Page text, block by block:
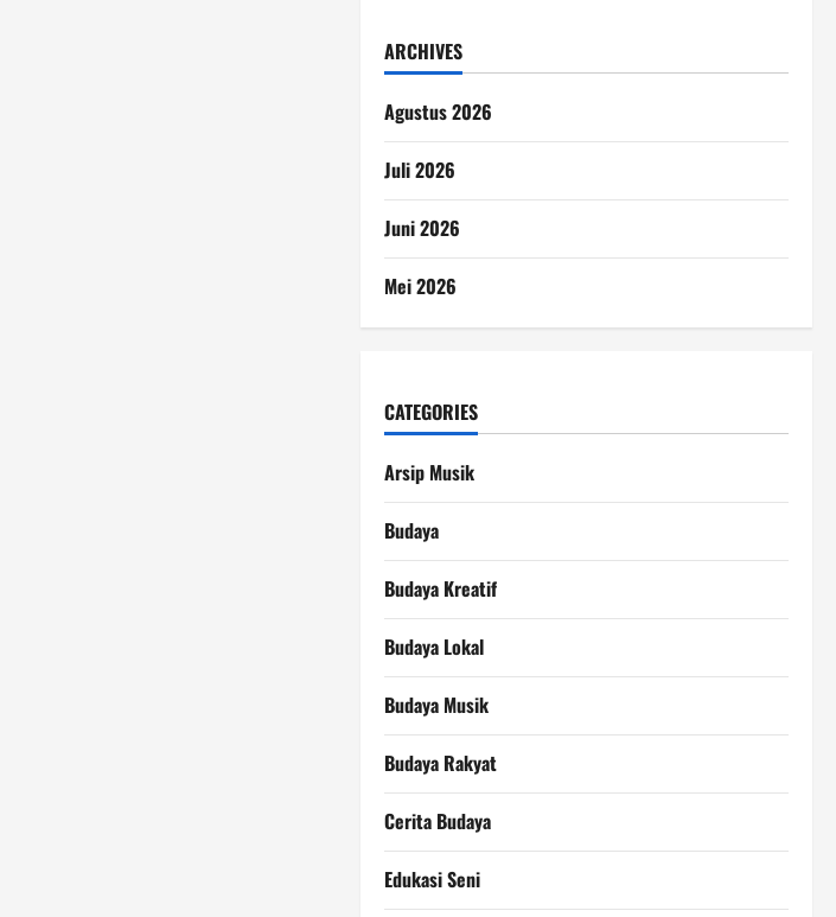
ARCHIVES
Agustus 2026
Juli 2026
Juni 2026
Mei 2026
CATEGORIES
Arsip Musik
Budaya
Budaya Kreatif
Budaya Lokal
Budaya Musik
Budaya Rakyat
Cerita Budaya
Edukasi Seni